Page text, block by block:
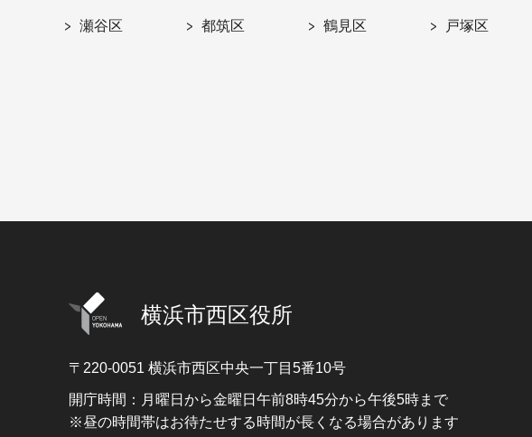
瀬谷区 都筑区 鶴見区 戸塚区
横浜市西区役所
〒220-0051 横浜市西区中央一丁目5番10号
開庁時間：月曜日から金曜日午前8時45分から午後5時まで
※昼の時間帯はお待たせする時間が長くなる場合があります